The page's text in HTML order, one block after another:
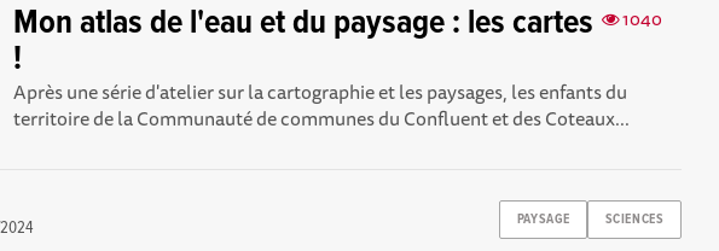
1040
Mon atlas de l'eau et du paysage : les cartes
!
Après une série d'atelier sur la cartographie et les paysages, les enfants du
territoire de la Communauté de communes du Confluent et des Coteaux...
PAYSAGE SCIENCES